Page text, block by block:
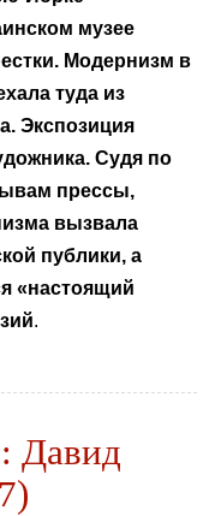
музее
Модернизм в
туда из
Экспозиция
Судя по
прессы,
вызвала
публики, а
«настоящий
.
Давид